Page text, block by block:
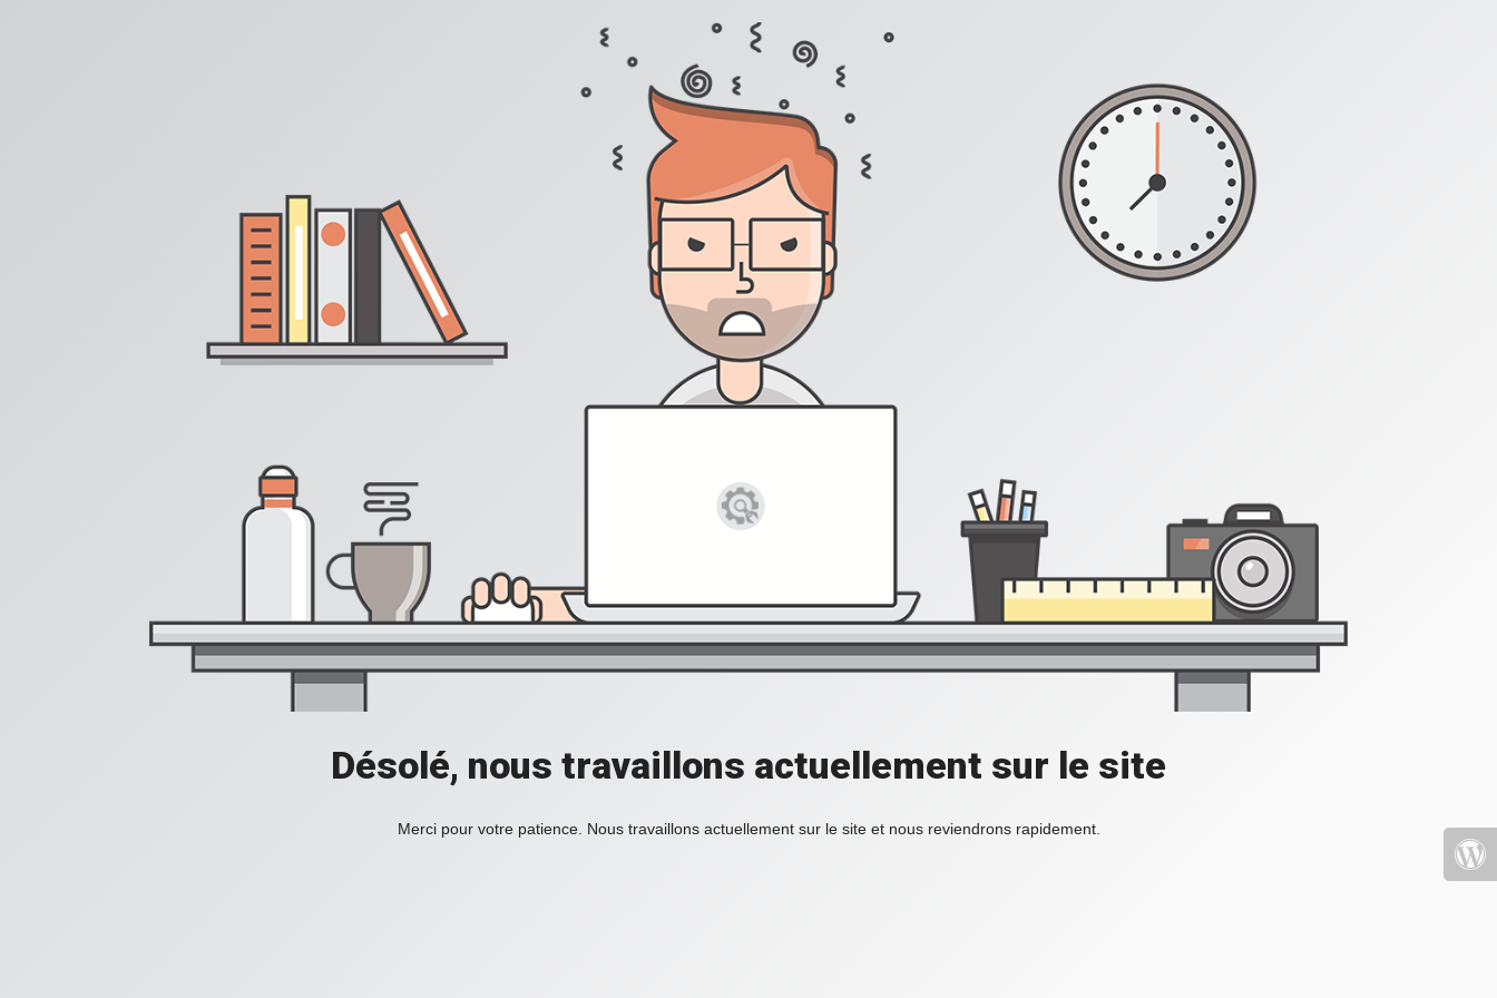
Désolé, nous travaillons actuellement sur le site
Merci pour votre patience. Nous travaillons actuellement sur le site et nous reviendrons rapidement.